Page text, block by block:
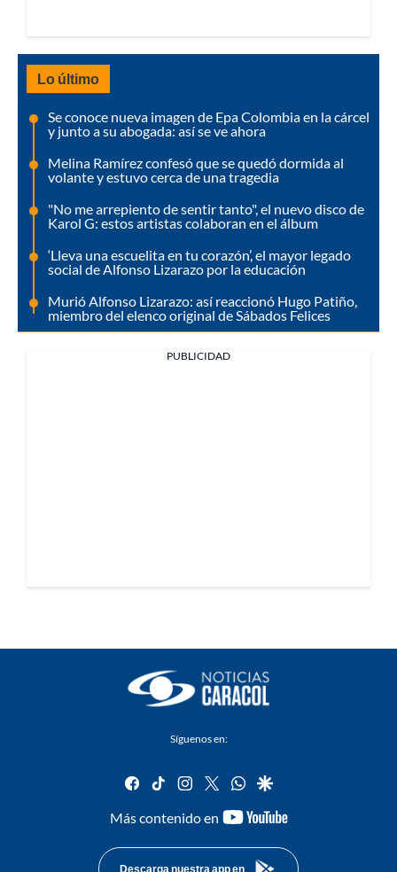
Lo último
Se conoce nueva imagen de Epa Colombia en la cárcel
y junto a su abogada: así se ve ahora
Melina Ramírez confesó que se quedó dormida al
volante y estuvo cerca de una tragedia
"No me arrepiento de sentir tanto", el nuevo disco de
Karol G: estos artistas colaboran en el álbum
‘Lleva una escuelita en tu corazón’, el mayor legado
social de Alfonso Lizarazo por la educación
Murió Alfonso Lizarazo: así reaccionó Hugo Patiño,
miembro del elenco original de Sábados Felices
PUBLICIDAD
Síguenos en:
facebook
tiktok instagram
twitterwhatsapp
google
Más contenido en
youtube-
Descarga nuestra app en